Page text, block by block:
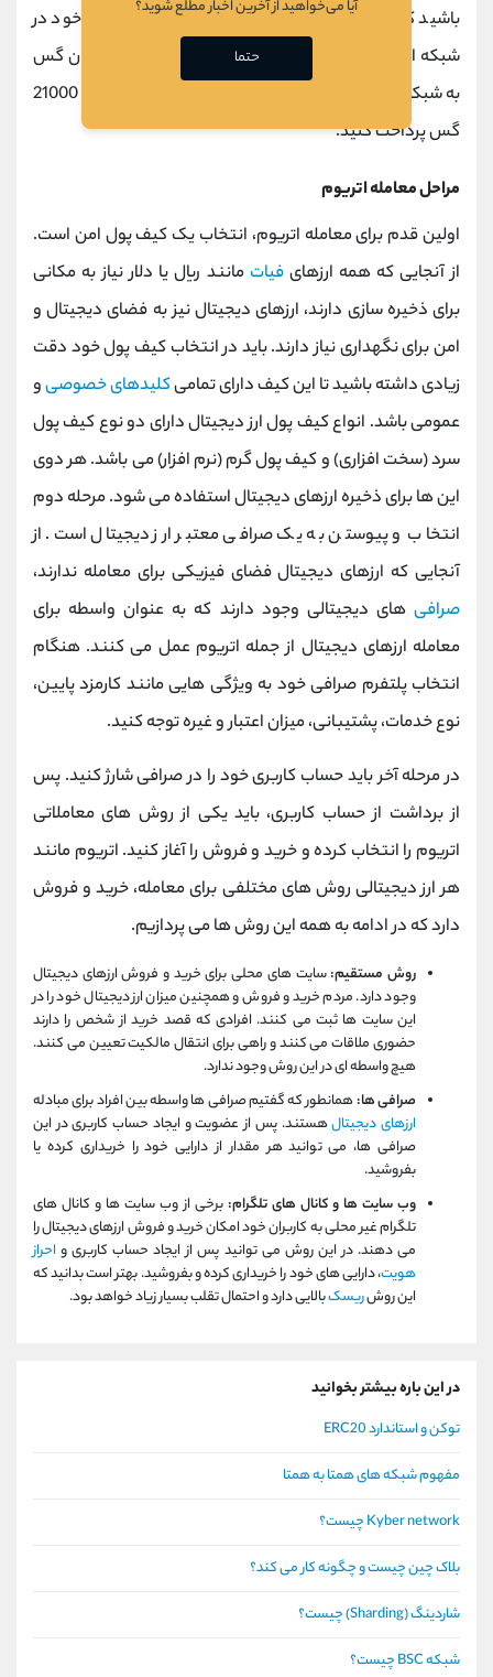
باشید که یک کاربر باید اتر را برای نهایی کردن تراکنش خود در
شبکه اتریوم ارسال کند و این اترها به طور موقت به عنوان گس
به شبکه معرفی می شوند. برای انجام معاملات ساده باید 21000
گس پرداخت کنید.
مراحل معامله اتریوم
اولین قدم برای معامله اتریوم، انتخاب یک کیف پول امن است.
از آنجایی که همه ارزهایفیات مانند ریال یا دلار نیاز به مکانی
برای ذخیره سازی دارند، ارزهای دیجیتال نیز به فضای دیجیتال و
امن برای نگهداری نیاز دارند. باید در انتخاب کیف پول خود دقت
زیادی داشته باشید تا این کیف دارای تمامیکلیدهای خصوصیو
عمومی باشد. انواع کیف پول ارز دیجیتال دارای دو نوع کیف پول
سرد (سخت افزاری) و کیف پول گرم (نرم افزار) می باشد. هر دوی
این ها برای ذخیره ارزهای دیجیتال استفاده می شود. مرحله دوم
انتخاب و پیوستن به یک صرافی معتبر ارز دیجیتال است. از
آنجایی که ارزهای دیجیتال فضای فیزیکی برای معامله ندارند،
صرافی های دیجیتالی وجود دارند که به عنوان واسطه برای
معامله ارزهای دیجیتال از جمله اتریوم عمل می کنند. هنگام
انتخاب پلتفرم صرافی خود به ویژگی هایی مانند کارمزد پایین،
نوع خدمات، پشتیبانی، میزان اعتبار و غیره توجه کنید.
در مرحله آخر باید حساب کاربری خود را در صرافی شارژ کنید. پس
از برداشت از حساب کاربری، باید یکی از روش های معاملاتی
اتریوم را انتخاب کرده و خرید و فروش را آغاز کنید. اتریوم مانند
هر ارز دیجیتالی روش های مختلفی برای معامله، خرید و فروش
دارد که در ادامه به همه این روش ها می پردازیم.
روش مستقیم:سایت های محلی برای خرید و فروش ارزهای دیجیتال
وجود دارد. مردم خرید و فروش و همچنین میزان ارز دیجیتال خود را در
این سایت ها ثبت می کنند. افرادی که قصد خرید از شخص را دارند
حضوری ملاقات می کنند و راهی برای انتقال مالکیت تعیین می کنند.
هیچ واسطه ای در این روش وجود ندارد.
صرافی ها:همانطور که گفتیم صرافی ها واسطه بین افراد برای مبادله
ارزهای دیجیتالهستند. پس از عضویت و ایجاد حساب کاربری در این
صرافی ها، می توانید هر مقدار از دارایی خود را خریداری کرده یا
بفروشید.
وب سایت ها و کانال های تلگرام: برخی از وب سایت ها و کانال های
تلگرام غیر محلی به کاربران خود امکان خرید و فروش ارزهای دیجیتال را
می دهند. در این روش می توانید پس از ایجاد حساب کاربری واحراز
هویت، دارایی های خود را خریداری کرده و بفروشید. بهتر است بدانید که
این روشریسکبالایی دارد و احتمال تقلب بسیار زیاد خواهد بود.
در این باره بیشتر بخوانید
توکن و استاندارد ERC20
مفهوم شبکه های همتا به همتا
Kyber network چیست؟
بلاک چین چیست و چگونه کار می کند؟
شاردینگ (Sharding) چیست؟
شبکه BSC چیست؟
آیا می‌خواهید از آخرین اخبار مطلع شوید؟
حتما